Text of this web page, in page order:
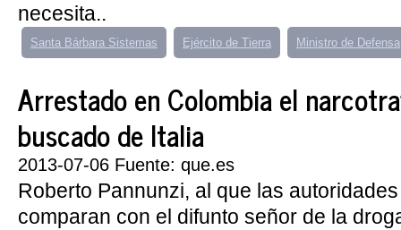
necesita..
Santa Bárbara Sistemas Ejército de Tierra Ministro de Defensa
Arrestado en Colombia el
buscado de Italia
2013-07-06 Fuente: que.es
Roberto Pannunzi, al que las
comparan con el difunto señor de la